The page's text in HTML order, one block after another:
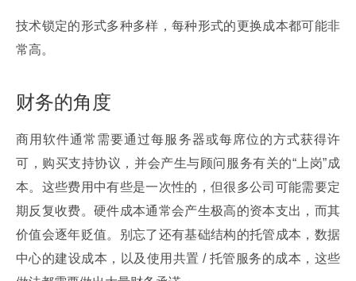
技术锁定的形式多种多样，每种形式的更换成本都可能非
常高。
财务的角度
商用软件通常需要通过每服务器或每席位的方式获得许
可，购买支持协议，并会产生与顾问服务有关的“上岗”成
本。这些费用中有些是一次性的，但很多公司可能需要定
期反复收费。硬件成本通常会产生极高的资本支出，而其
价值会逐年贬值。别忘了还有基础结构的托管成本，数据
中心的建设成本，以及使用共置 / 托管服务的成本，这些